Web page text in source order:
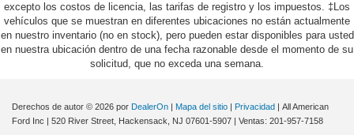
excepto los costos de licencia, las tarifas de registro y los impuestos. ‡Los
vehículos que se muestran en diferentes ubicaciones no están actualmente
en nuestro inventario (no en stock), pero pueden estar disponibles para usted
en nuestra ubicación dentro de una fecha razonable desde el momento de su
solicitud, que no exceda una semana.
Derechos de autor © 2026 por DealerOn Mapa del sitio Privacidad | All American
Ford Inc
520 River Street, Hackensack, NJ 07601-5907 | Ventas: 201-957-7158